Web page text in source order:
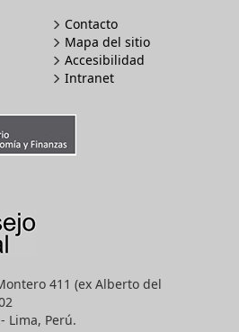
Contacto
Mapa del sitio
Accesibilidad
Intranet
411 (ex Alberto del
Lima, Perú.